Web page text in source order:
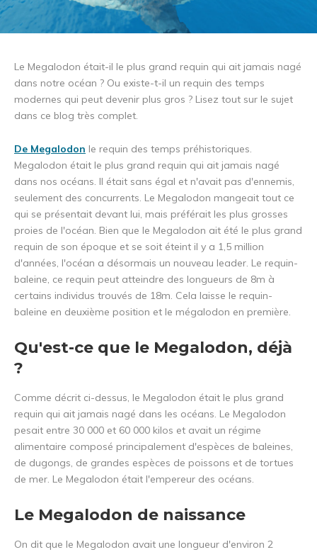
Le Megalodon était-il le plus grand requin qui ait jamais nagé
dans notre océan ? Ou existe-t-il un requin des temps
modernes qui peut devenir plus gros ? Lisez tout sur le sujet
dans ce blog très complet.
De Megalodon le requin des temps préhistoriques.
Megalodon était le plus grand requin qui ait jamais nagé
dans nos océans. Il était sans égal et n'avait pas d'ennemis,
seulement des concurrents. Le Megalodon mangeait tout ce
qui se présentait devant lui, mais préférait les plus grosses
proies de l'océan. Bien que le Megalodon ait été le plus grand
requin de son époque et se soit éteint il y a 1,5 million
d'années, l'océan a désormais un nouveau leader. Le requin-
baleine, ce requin peut atteindre des longueurs de 8m à
certains individus trouvés de 18m. Cela laisse le requin-
baleine en deuxième position et le mégalodon en première.
Qu'est-ce que le Megalodon, déjà
?
Comme décrit ci-dessus, le Megalodon était le plus grand
requin qui ait jamais nagé dans les océans. Le Megalodon
pesait entre 30 000 et 60 000 kilos et avait un régime
alimentaire composé principalement d'espèces de baleines,
de dugongs, de grandes espèces de poissons et de tortues
de mer. Le Megalodon était l'empereur des océans.
Le Megalodon de naissance
On dit que le Megalodon avait une longueur d'environ 2